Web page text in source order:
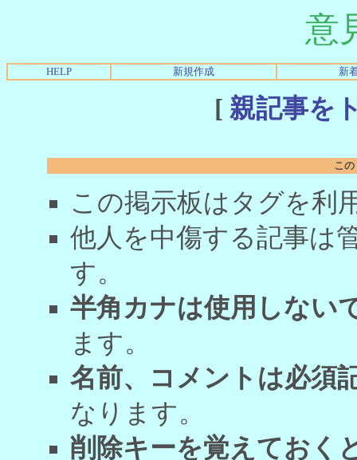
意
HELP 新規作成 新
[ 親記事を
こ
この掲示板はタグを利
他人を中傷する記事は
す。
半角カナは使用しない
ます。
名前、コメントは必須
なります。
削除キーを覚えておく